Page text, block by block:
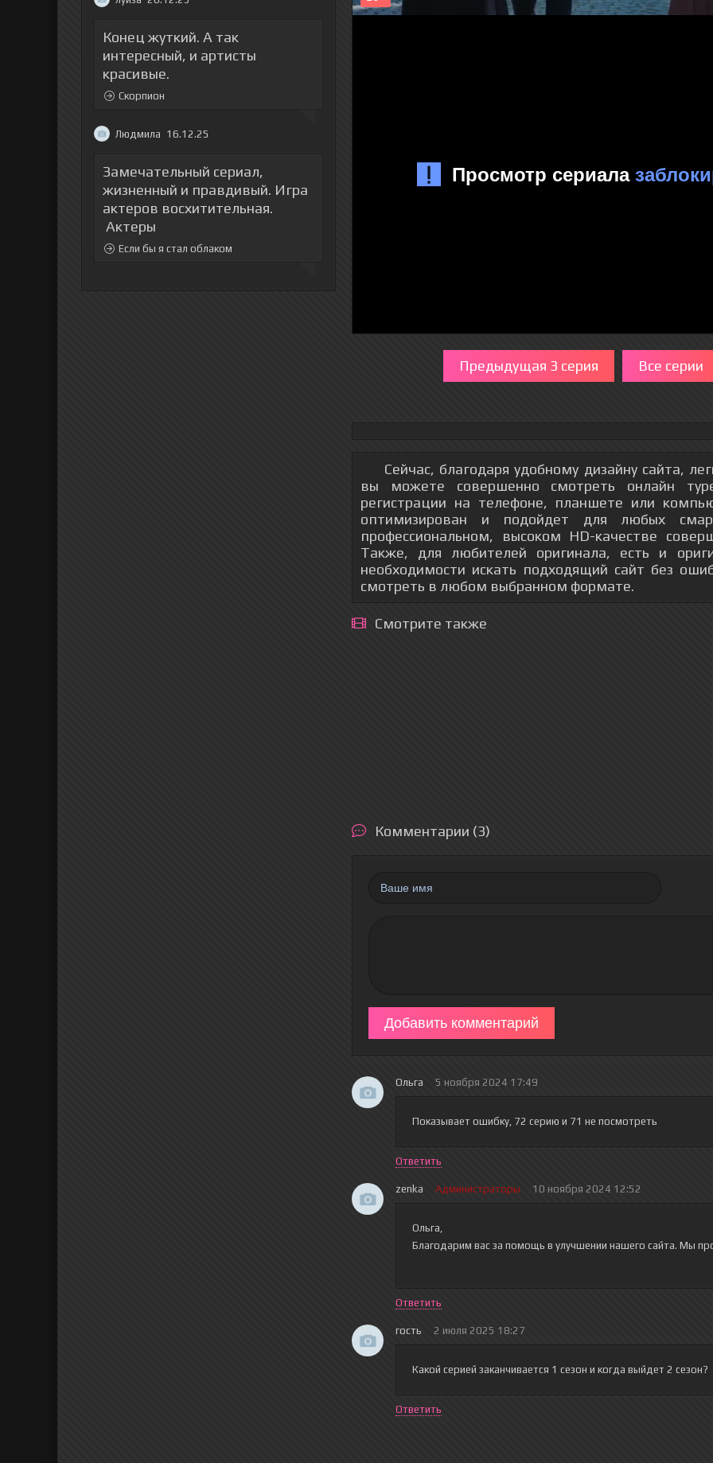
Конец жуткий. А так
интересный, и артисты
красивые.
Скорпион
Людмила 16.12.25
Замечательный сериал,
жизненный и правдивый. Игра
актеров восхитительная.
Актеры
Если бы я стал облаком
Предыдущая 3 серия Все серии
Сейчас, благодаря удобному дизайну сайта,
вы можете совершенно смотреть онлайн
регистрации на телефоне, планшете или
оптимизирован и подойдет для любых
профессиональном, высоком HD-качестве
Также, для любителей оригинала, есть и
необходимости искать подходящий сайт без
смотреть в любом выбранном формате.
Смотрите также
Комментарии (3)
Добавить комментарий
Ольга 5 ноября 2024 17:49
Показывает ошибку, 72 серию и 71 не посмотреть
Ответить
zenka Администраторы 10 ноября 2024 12:52
Ольга,
Благодарим вас за помощь в улучшении нашего сайта. Мы
Ответить
гость 2 июля 2025 18:27
Какой серией заканчивается 1 сезон и когда выйдет 2 сезон?
Ответить